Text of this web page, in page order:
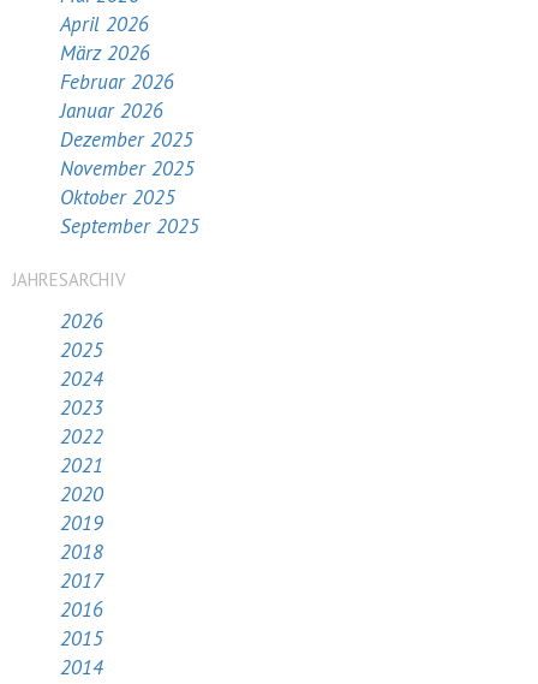
April 2026
März 2026
Februar 2026
Januar 2026
Dezember 2025
November 2025
Oktober 2025
September 2025
JAHRESARCHIV
2026
2025
2024
2023
2022
2021
2020
2019
2018
2017
2016
2015
2014